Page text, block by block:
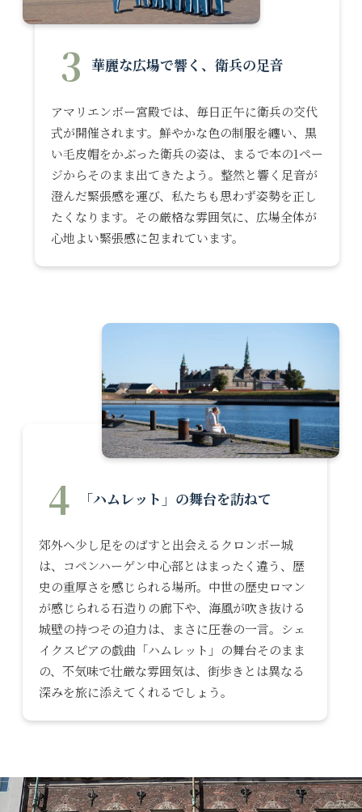
3 華麗な広場で響く、衛兵の足音
アマリエンボー宮殿では、毎日正午に衛兵の交代
式が開催されます。鮮やかな色の制服を纏い、黒
い毛皮帽をかぶった衛兵の姿は、まるで本の1ペー
ジからそのまま出てきたよう。整然と響く足音が
澄んだ緊張感を運び、私たちも思わず姿勢を正し
たくなります。その厳格な雰囲気に、広場全体が
心地よい緊張感に包まれています。
4 「ハムレット」の舞台を訪ねて
郊外へ少し足をのばすと出会えるクロンボー城
は、コペンハーゲン中心部とはまったく違う、歴
史の重厚さを感じられる場所。中世の歴史ロマン
が感じられる石造りの廊下や、海風が吹き抜ける
城壁の持つその迫力は、まさに圧巻の一言。シェ
イクスピアの戯曲「ハムレット」の舞台そのまま
の、不気味で壮厳な雰囲気は、街歩きとは異なる
深みを旅に添えてくれるでしょう。